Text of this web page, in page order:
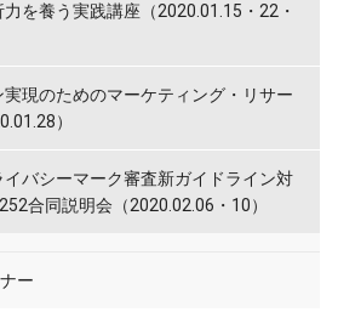
を養う実践講座（2020.01.15・22・
現のためのマーケティング・リサー
）
イバシーマーク審査新ガイドライン対
合同説明会（2020.02.06・10）
ー